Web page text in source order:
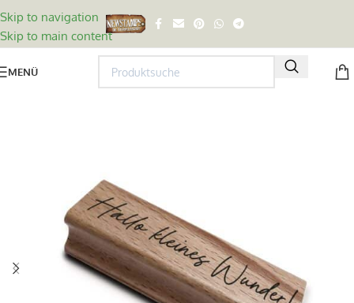
Skip to navigation
Skip to main content
MENÜ